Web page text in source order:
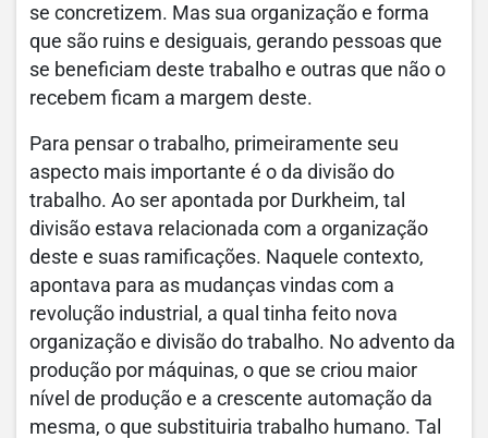
se concretizem. Mas sua organização e forma
que são ruins e desiguais, gerando pessoas que
se beneficiam deste trabalho e outras que não o
recebem ficam a margem deste.
Para pensar o trabalho, primeiramente seu
aspecto mais importante é o da divisão do
trabalho. Ao ser apontada por Durkheim, tal
divisão estava relacionada com a organização
deste e suas ramificações. Naquele contexto,
apontava para as mudanças vindas com a
revolução industrial, a qual tinha feito nova
organização e divisão do trabalho. No advento da
produção por máquinas, o que se criou maior
nível de produção e a crescente automação da
mesma, o que substituiria trabalho humano. Tal